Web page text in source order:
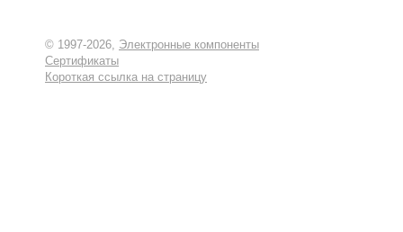
© 1997-2026, Электронные компоненты
Сертификаты
Короткая ссылка на страницу